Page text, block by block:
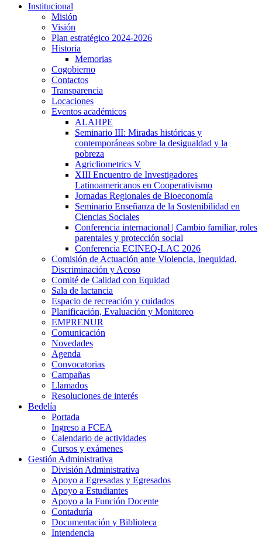
Institucional
Misión
Visión
Plan estratégico 2024-2026
Historia
Memorias
Cogobierno
Contactos
Transparencia
Locaciones
Eventos académicos
ALAHPE
Seminario III: Miradas históricas y
contemporáneas sobre la desigualdad y la
pobreza
Agricliometrics V
XIII Encuentro de Investigadores
Latinoamericanos en Cooperativismo
Jornadas Regionales de Bioeconomía
Seminario Enseñanza de la Sostenibilidad en
Ciencias Sociales
Conferencia internacional | Cambio familiar, roles
parentales y protección social
Conferencia ECINEQ-LAC 2026
Comisión de Actuación ante Violencia, Inequidad,
Discriminación y Acoso
Comité de Calidad con Equidad
Sala de lactancia
Espacio de recreación y cuidados
Planificación, Evaluación y Monitoreo
EMPRENUR
Comunicación
Novedades
Agenda
Convocatorias
Campañas
Llamados
Resoluciones de interés
Bedelía
Portada
Ingreso a FCEA
Calendario de actividades
Cursos y exámenes
Gestión Administrativa
División Administrativa
Apoyo a Egresadas y Egresados
Apoyo a Estudiantes
Apoyo a la Función Docente
Contaduría
Documentación y Biblioteca
Intendencia